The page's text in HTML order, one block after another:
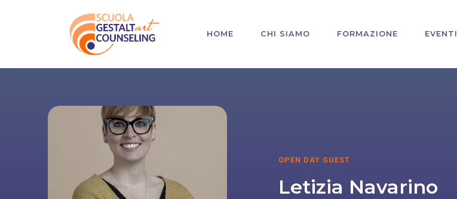
HOME CHI SIAMO FORMAZIONE EVENTI
OPEN DAY GUEST
Letizia Navarino